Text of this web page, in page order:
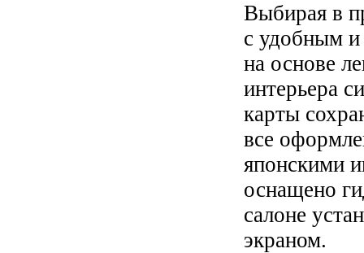
Выбирая в
с удобным
на основе
интерьера
карты
все
японскими
оснащено
салоне
экраном.